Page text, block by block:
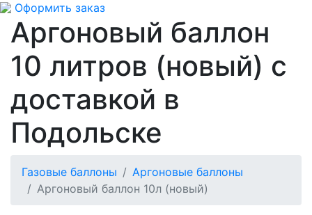
Оформить заказ
Аргоновый баллон
10 литров (новый) с
доставкой в
Подольске
Газовые баллоны
Аргоновые баллоны
Аргоновый баллон 10л (новый)